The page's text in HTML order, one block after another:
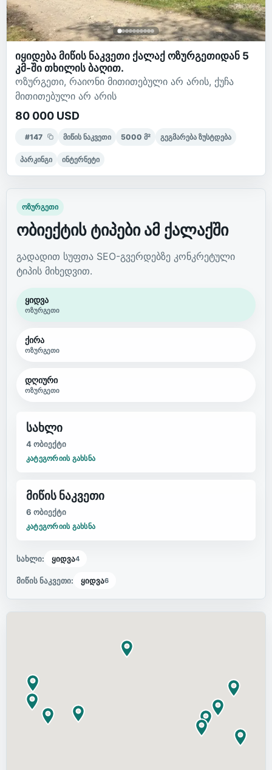
იყიდება მიწის ნაკვეთი ქალაქ ოზურგეთიდან 5
კმ-ში თხილის ბაღით.
ოზურგეთი, რაიონი მითითებული არ არის, ქუჩა
მითითებული არ არის
80 000 USD
#147 მიწის ნაკვეთი 5000 მ² გეგმარება ზუსტდება
პარკინგი ინტერნეტი
ოზურგეთი
ობიექტის ტიპები ამ ქალაქში
გადადით სუფთა SEO-გვერდებზე კონკრეტული
ტიპის მიხედვით.
ყიდვა
ოზურგეთი
ქირა
ოზურგეთი
დღიური
ოზურგეთი
სახლი
4 ობიექტი
ᲙᲐᲢᲔᲒᲝᲠᲘᲘᲡ ᲒᲐᲮᲡᲜᲐ
მიწის ნაკვეთი
6 ობიექტი
ᲙᲐᲢᲔᲒᲝᲠᲘᲘᲡ ᲒᲐᲮᲡᲜᲐ
სახლი: ყიდვა4
მიწის ნაკვეთი: ყიდვა6